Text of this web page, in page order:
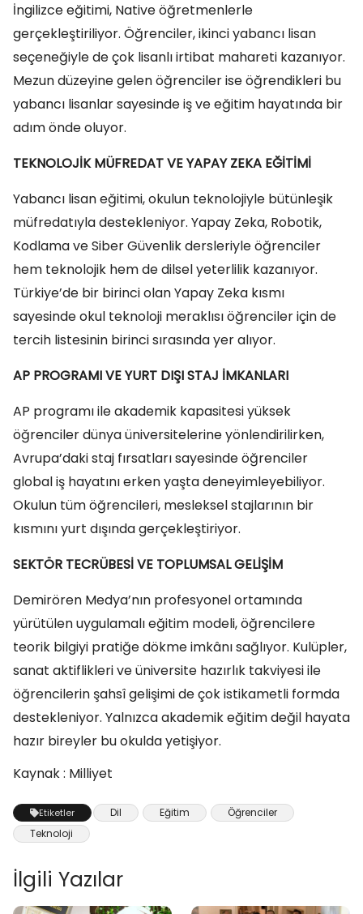
İngilizce eğitimi, Native öğretmenlerle
gerçekleştiriliyor. Öğrenciler, ikinci yabancı lisan
seçeneğiyle de çok lisanlı irtibat mahareti kazanıyor.
Mezun düzeyine gelen öğrenciler ise öğrendikleri bu
yabancı lisanlar sayesinde iş ve eğitim hayatında bir
adım önde oluyor.
TEKNOLOJİK MÜFREDAT VE YAPAY ZEKA EĞİTİMİ
Yabancı lisan eğitimi, okulun teknolojiyle bütünleşik
müfredatıyla destekleniyor. Yapay Zeka, Robotik,
Kodlama ve Siber Güvenlik dersleriyle öğrenciler
hem teknolojik hem de dilsel yeterlilik kazanıyor.
Türkiye’de bir birinci olan Yapay Zeka kısmı
sayesinde okul teknoloji meraklısı öğrenciler için de
tercih listesinin birinci sırasında yer alıyor.
AP PROGRAMI VE YURT DIŞI STAJ İMKANLARI
AP programı ile akademik kapasitesi yüksek
öğrenciler dünya üniversitelerine yönlendirilirken,
Avrupa’daki staj fırsatları sayesinde öğrenciler
global iş hayatını erken yaşta deneyimleyebiliyor.
Okulun tüm öğrencileri, mesleksel stajlarının bir
kısmını yurt dışında gerçekleştiriyor.
SEKTÖR TECRÜBESİ VE TOPLUMSAL GELİŞİM
Demirören Medya’nın profesyonel ortamında
yürütülen uygulamalı eğitim modeli, öğrencilere
teorik bilgiyi pratiğe dökme imkânı sağlıyor. Kulüpler,
sanat aktiflikleri ve üniversite hazırlık takviyesi ile
öğrencilerin şahsî gelişimi de çok istikametli formda
destekleniyor. Yalnızca akademik eğitim değil hayata
hazır bireyler bu okulda yetişiyor.
Kaynak : Milliyet
Etiketler Dil Eğitim
Öğrenciler
Teknoloji
İlgili Yazılar